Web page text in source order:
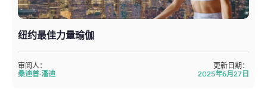
纽约最佳力量瑜伽
审阅人：
桑迪普·潘迪
更新日期：
2025年6月27日